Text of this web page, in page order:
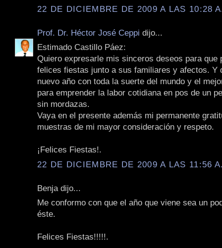
22 DE DICIEMBRE DE 2009 A LAS 10:28
Prof. Dr. Héctor José Ceppi dijo...
Estimado Castillo Páez:
Quiero expresarle mis sinceros deseos para que
felices fiestas junto a sus familiares y afectos. Y
nuevo año con toda la suerte del mundo y el
para emprender la labor cotidiana en pos de un
sin mordazas.
Vaya en el presente además mi permanente
muestras de mi mayor consideración y respeto.
¡Felices Fiestas!.
22 DE DICIEMBRE DE 2009 A LAS 11:56
Benja dijo...
Me conformo con que el año que viene sea un
éste.
Felices Fiestas!!!!!.